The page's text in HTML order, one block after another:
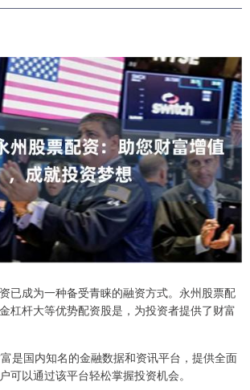
已成为一种备受青睐的融资方式。永州股票配
杠杆大等优势配资股是，为投资者提供了财富
是国内知名的金融数据和资讯平台，提供全面
可以通过该平台轻松掌握投资机会。